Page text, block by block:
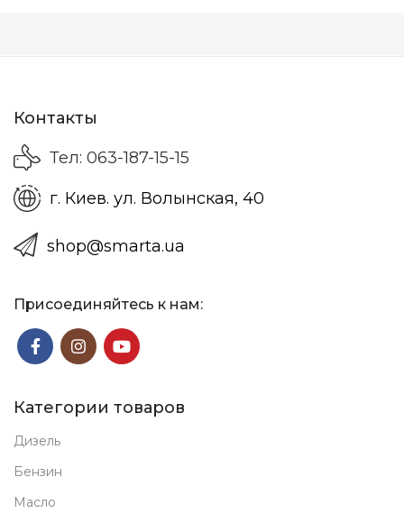
Контакты
Тел: 063-187-15-15
г. Киев. ул. Волынская, 40
shop@smarta.ua
Присоединяйтесь к нам:
Категории товаров
Дизель
Бензин
Масло